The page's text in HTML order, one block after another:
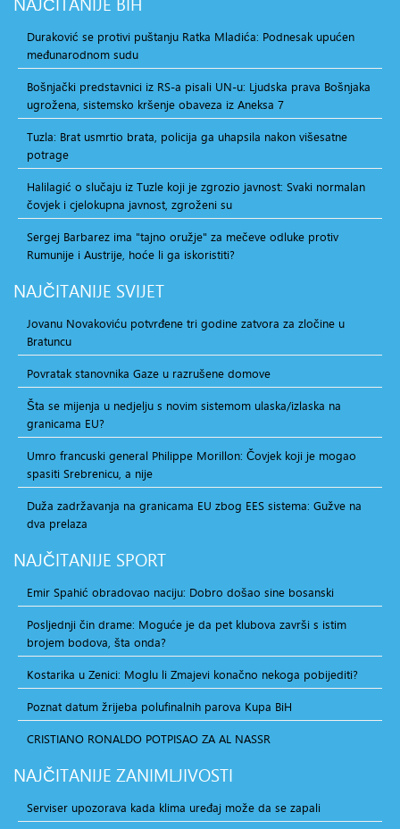
Duraković se protivi puštanju Ratka Mladića: Podnesak upućen
međunarodnom sudu
Bošnjački predstavnici iz RS-a pisali UN-u: Ljudska prava Bošnjaka
ugrožena, sistemsko kršenje obaveza iz Aneksa 7
Tuzla: Brat usmrtio brata, policija ga uhapsila nakon višesatne
potrage
Halilagić o slučaju iz Tuzle koji je zgrozio javnost: Svaki normalan
čovjek i cjelokupna javnost, zgroženi su
Sergej Barbarez ima "tajno oružje" za mečeve odluke protiv
Rumunije i Austrije, hoće li ga iskoristiti?
NAJČITANIJE SVIJET
Jovanu Novakoviću potvrđene tri godine zatvora za zločine u
Bratuncu
Povratak stanovnika Gaze u razrušene domove
Šta se mijenja u nedjelju s novim sistemom ulaska/izlaska na
granicama EU?
Umro francuski general Philippe Morillon: Čovjek koji je mogao
spasiti Srebrenicu, a nije
Duža zadržavanja na granicama EU zbog EES sistema: Gužve na
dva prelaza
NAJČITANIJE SPORT
Emir Spahić obradovao naciju: Dobro došao sine bosanski
Posljednji čin drame: Moguće je da pet klubova završi s istim
brojem bodova, šta onda?
Kostarika u Zenici: Moglu li Zmajevi konačno nekoga pobijediti?
Poznat datum žrijeba polufinalnih parova Kupa BiH
CRISTIANO RONALDO POTPISAO ZA AL NASSR
NAJČITANIJE ZANIMLJIVOSTI
Serviser upozorava kada klima uređaj može da se zapali